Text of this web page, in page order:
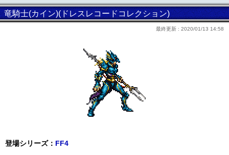
竜騎士(カイン)(ドレスレコードコレクション)
最終更新 : 2020/01/13 14:58
登場シリーズ： FF4